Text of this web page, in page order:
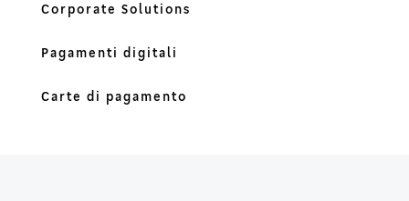
Corporate Solutions
Pagamenti digitali
Carte di pagamento